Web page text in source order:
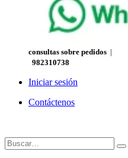
consultas sobre pedidos |
982310738
Iniciar sesión
Contáctenos